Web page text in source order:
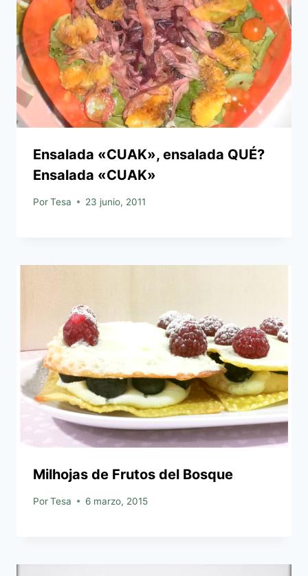
Ensalada «CUAK», ensalada QUÉ?
Ensalada «CUAK»
PorTesa 23 junio, 2011
Milhojas de Frutos del Bosque
PorTesa 6 marzo, 2015